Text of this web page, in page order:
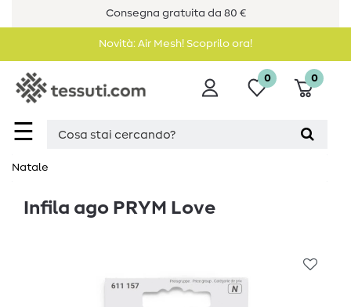
Consegna gratuita da 80 €
Novità: Air Mesh! Scoprilo ora!
☰
0 0
Natale
Infila ago PRYM Love